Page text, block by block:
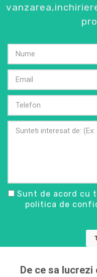
Sunt de acord cu
politica de
De ce sa lucrezi